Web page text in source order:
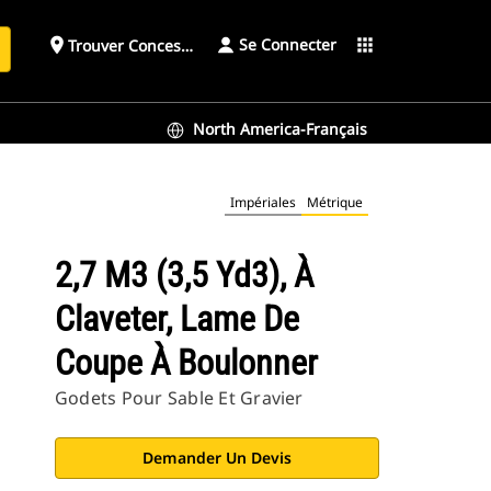
place Trouver ConcessionnaireSe Connecter apps
North America-Français
Impériales Métrique
2,7 M3 (3,5 Yd3), À
Claveter, Lame De
Coupe À Boulonner
Godets Pour Sable Et Gravier
Demander Un Devis